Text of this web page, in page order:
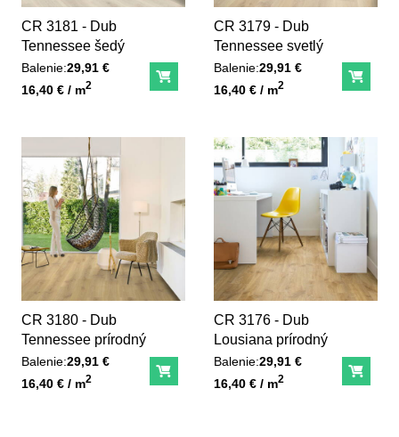
CR 3181 - Dub
Tennessee šedý
Balenie:29,91 €
Unit price
16,40 € / m2 Do košíka
CR 3179 - Dub
Tennessee svetlý
Balenie:29,91 €
Unit price
16,40 € / m2 Do
CR 3180 - Dub
Tennessee prírodný
Balenie:29,91 €
Unit price
16,40 € / m2 Do košíka
CR 3176 - Dub
Lousiana prírodný
Balenie:29,91 €
Unit price
16,40 € / m2 Do